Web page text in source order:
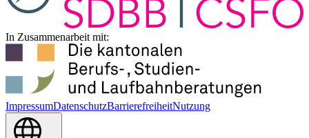
In Zusammenarbeit mit:
ImpressumDatenschutzBarrierefreiheitNutzung